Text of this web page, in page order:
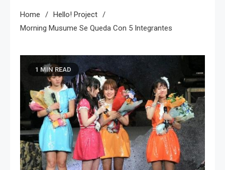
Home
Hello! Project
Morning Musume Se Queda Con 5 Integrantes
1 MIN READ